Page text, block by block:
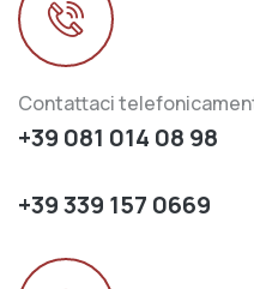
Contattaci
+39 081 014 08 98
+39 339 157 0669